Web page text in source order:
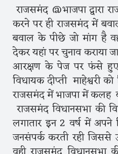
राजसमंद @भाजपा द्वारा
करने पर ही राजसमंद में
बवाल के पीछे जो मांग है
देकर यहां पर चुनाव कराया
आरक्षण के पेज पर फंसे हुए
विधायक दीप्ती माहेश्वरी
राजसमंद में भाजपा में कलह
राजसमंद विधानसभा की
लगातार इन 2 वर्ष में अपने
जनसंपर्क करती रही